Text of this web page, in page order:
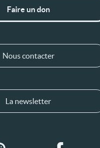
Faire un don
Nous contacter
La newsletter